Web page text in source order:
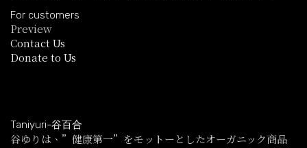
For customers
Preview
Contact Us
Donate to Us
Taniyuri-谷百合
谷ゆりは、”健康第一”をモットーとしたオーガニック商品